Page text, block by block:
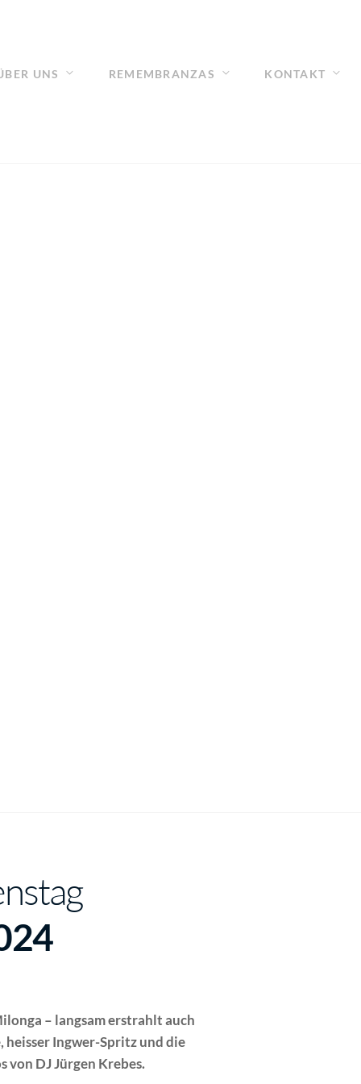
UNS REMEMBRANZAS KONTAKT
– langsam erstrahlt auch
heisser Ingwer-Spritz und die
DJ Jürgen Krebes.